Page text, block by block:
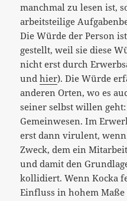
manchmal zu lesen ist,
arbeitsteilige
Die Würde der Person
gestellt, weil sie diese
nicht erst durch
undhier). Die Würde
anderen Orten, wo es
seiner selbst willen
Gemeinwesen. Im
erst dann virulent,
Zweck, dem ein
und damit den
kollidiert. Wenn Kocka
Einfluss in hohem